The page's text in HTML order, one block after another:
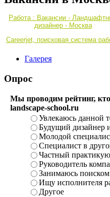
Работа : Вакансии -
дизайнер - Москва
Careerjet, поисковая система
Галерея
Опрос
Мы проводим рейтинг,
landscape-school.ru
Увлекаюсь данной
Будущий дизайнер
Молодой
Специалист в
Частный
Руководитель
Занимаюсь
Ищу исполнителя
Другое